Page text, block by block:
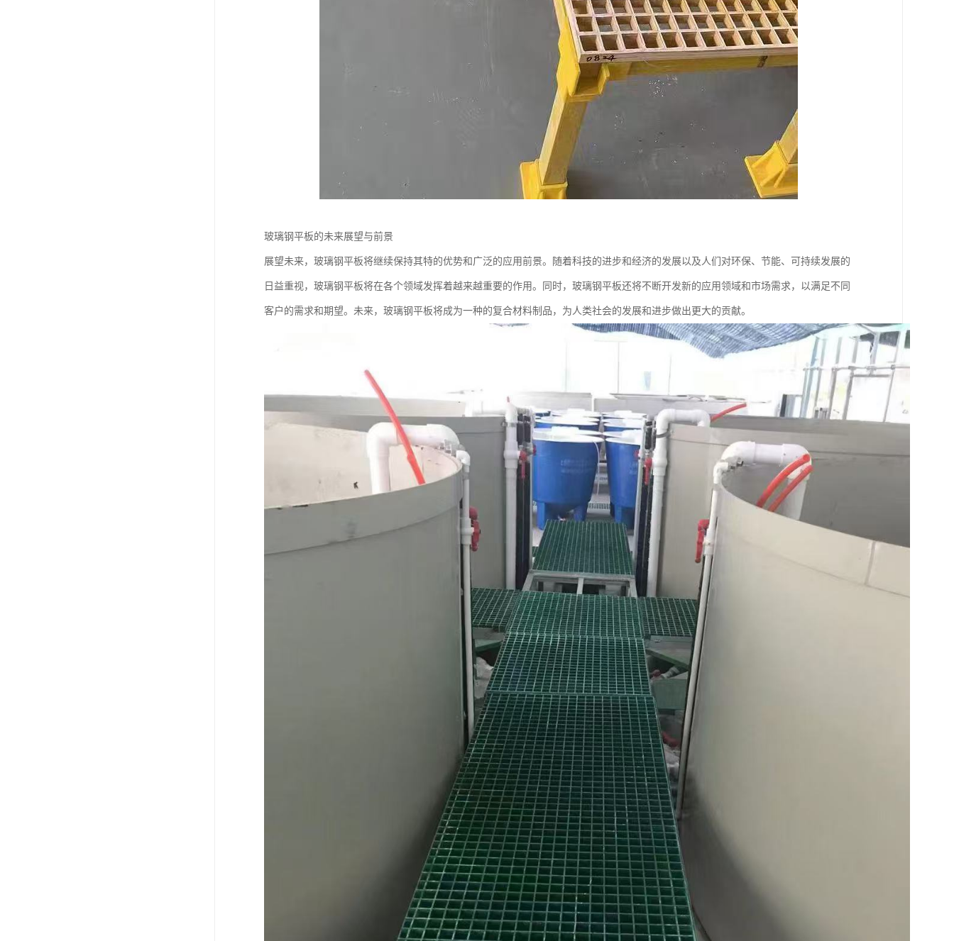
玻璃钢平板的未来展望与前景
展望未来，玻璃钢平板将继续保持其特的优势和广泛的应用前景。随着科技的进步和经济的发展以及人们对环保、节能、可持续发展的
日益重视，玻璃钢平板将在各个领域发挥着越来越重要的作用。同时，玻璃钢平板还将不断开发新的应用领域和市场需求，以满足不同
客户的需求和期望。未来，玻璃钢平板将成为一种的复合材料制品，为人类社会的发展和进步做出更大的贡献。